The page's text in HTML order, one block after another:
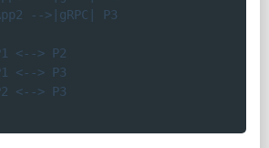
-->|gRPC| P3
<--> P2
<--> P3
<--> P3